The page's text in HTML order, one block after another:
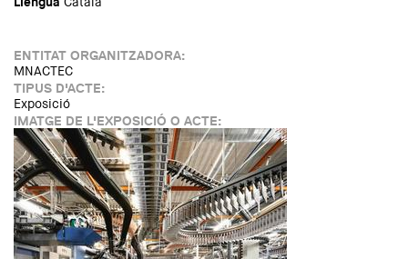
ENTITAT ORGANITZADORA:
MNACTEC
TIPUS D'ACTE:
Exposició
IMATGE DE L'EXPOSICIÓ O ACTE: